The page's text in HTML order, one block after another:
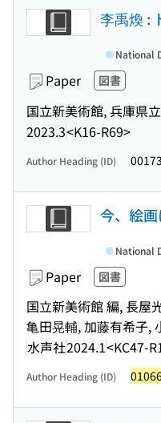
李禹煥 :
Paper 図書
国立新美術館, 兵庫県
2023.3<K16-R69>
National
Author Heading (ID)
今、絵
Paper 図書
国立新美術館 編, 長屋
亀田晃輔, 加藤有希子,
水声社2024.1<KC47-
National
Author Heading (ID)